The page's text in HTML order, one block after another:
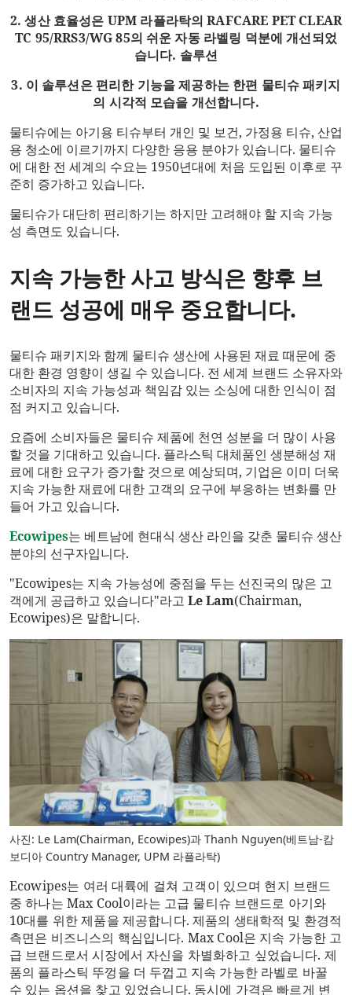
2. 생산 효율성은 UPM 라플라탁의 RAFCARE PET CLEAR
TC 95/RRS3/WG 85의 쉬운 자동 라벨링 덕분에 개선되었
습니다. 솔루션
3. 이 솔루션은 편리한 기능을 제공하는 한편 물티슈 패키지
의 시각적 모습을 개선합니다.
물티슈에는 아기용 티슈부터 개인 및 보건, 가정용 티슈, 산업
용 청소에 이르기까지 다양한 응용 분야가 있습니다. 물티슈
에 대한 전 세계의 수요는 1950년대에 처음 도입된 이후로 꾸
준히 증가하고 있습니다.
물티슈가 대단히 편리하기는 하지만 고려해야 할 지속 가능
성 측면도 있습니다.
지속 가능한 사고 방식은 향후 브
랜드 성공에 매우 중요합니다.
물티슈 패키지와 함께 물티슈 생산에 사용된 재료 때문에 중
대한 환경 영향이 생길 수 있습니다. 전 세계 브랜드 소유자와
소비자의 지속 가능성과 책임감 있는 소싱에 대한 인식이 점
점 커지고 있습니다.
요즘에 소비자들은 물티슈 제품에 천연 성분을 더 많이 사용
할 것을 기대하고 있습니다. 플라스틱 대체품인 생분해성 재
료에 대한 요구가 증가할 것으로 예상되며, 기업은 이미 더욱
지속 가능한 재료에 대한 고객의 요구에 부응하는 변화를 만
들어 가고 있습니다.
Ecowipes는 베트남에 현대식 생산 라인을 갖춘 물티슈 생산
분야의 선구자입니다.
"Ecowipes는 지속 가능성에 중점을 두는 선진국의 많은 고
객에게 공급하고 있습니다"라고 Le Lam(Chairman,
Ecowipes)은 말합니다.
사진: Le Lam(Chairman, Ecowipes)과 Thanh Nguyen(베트남-캄
보디아 Country Manager, UPM 라플라탁)
Ecowipes는 여러 대륙에 걸쳐 고객이 있으며 현지 브랜드
중 하나는 Max Cool이라는 고급 물티슈 브랜드로 아기와
10대를 위한 제품을 제공합니다. 제품의 생태학적 및 환경적
측면은 비즈니스의 핵심입니다. Max Cool은 지속 가능한 고
급 브랜드로서 시장에서 자신을 차별화하고 싶었습니다. 제
품의 플라스틱 뚜껑을 더 두껍고 지속 가능한 라벨로 바꿀
수 있는 옵션을 찾고 있었습니다. 동시에 가격은 빠르게 변